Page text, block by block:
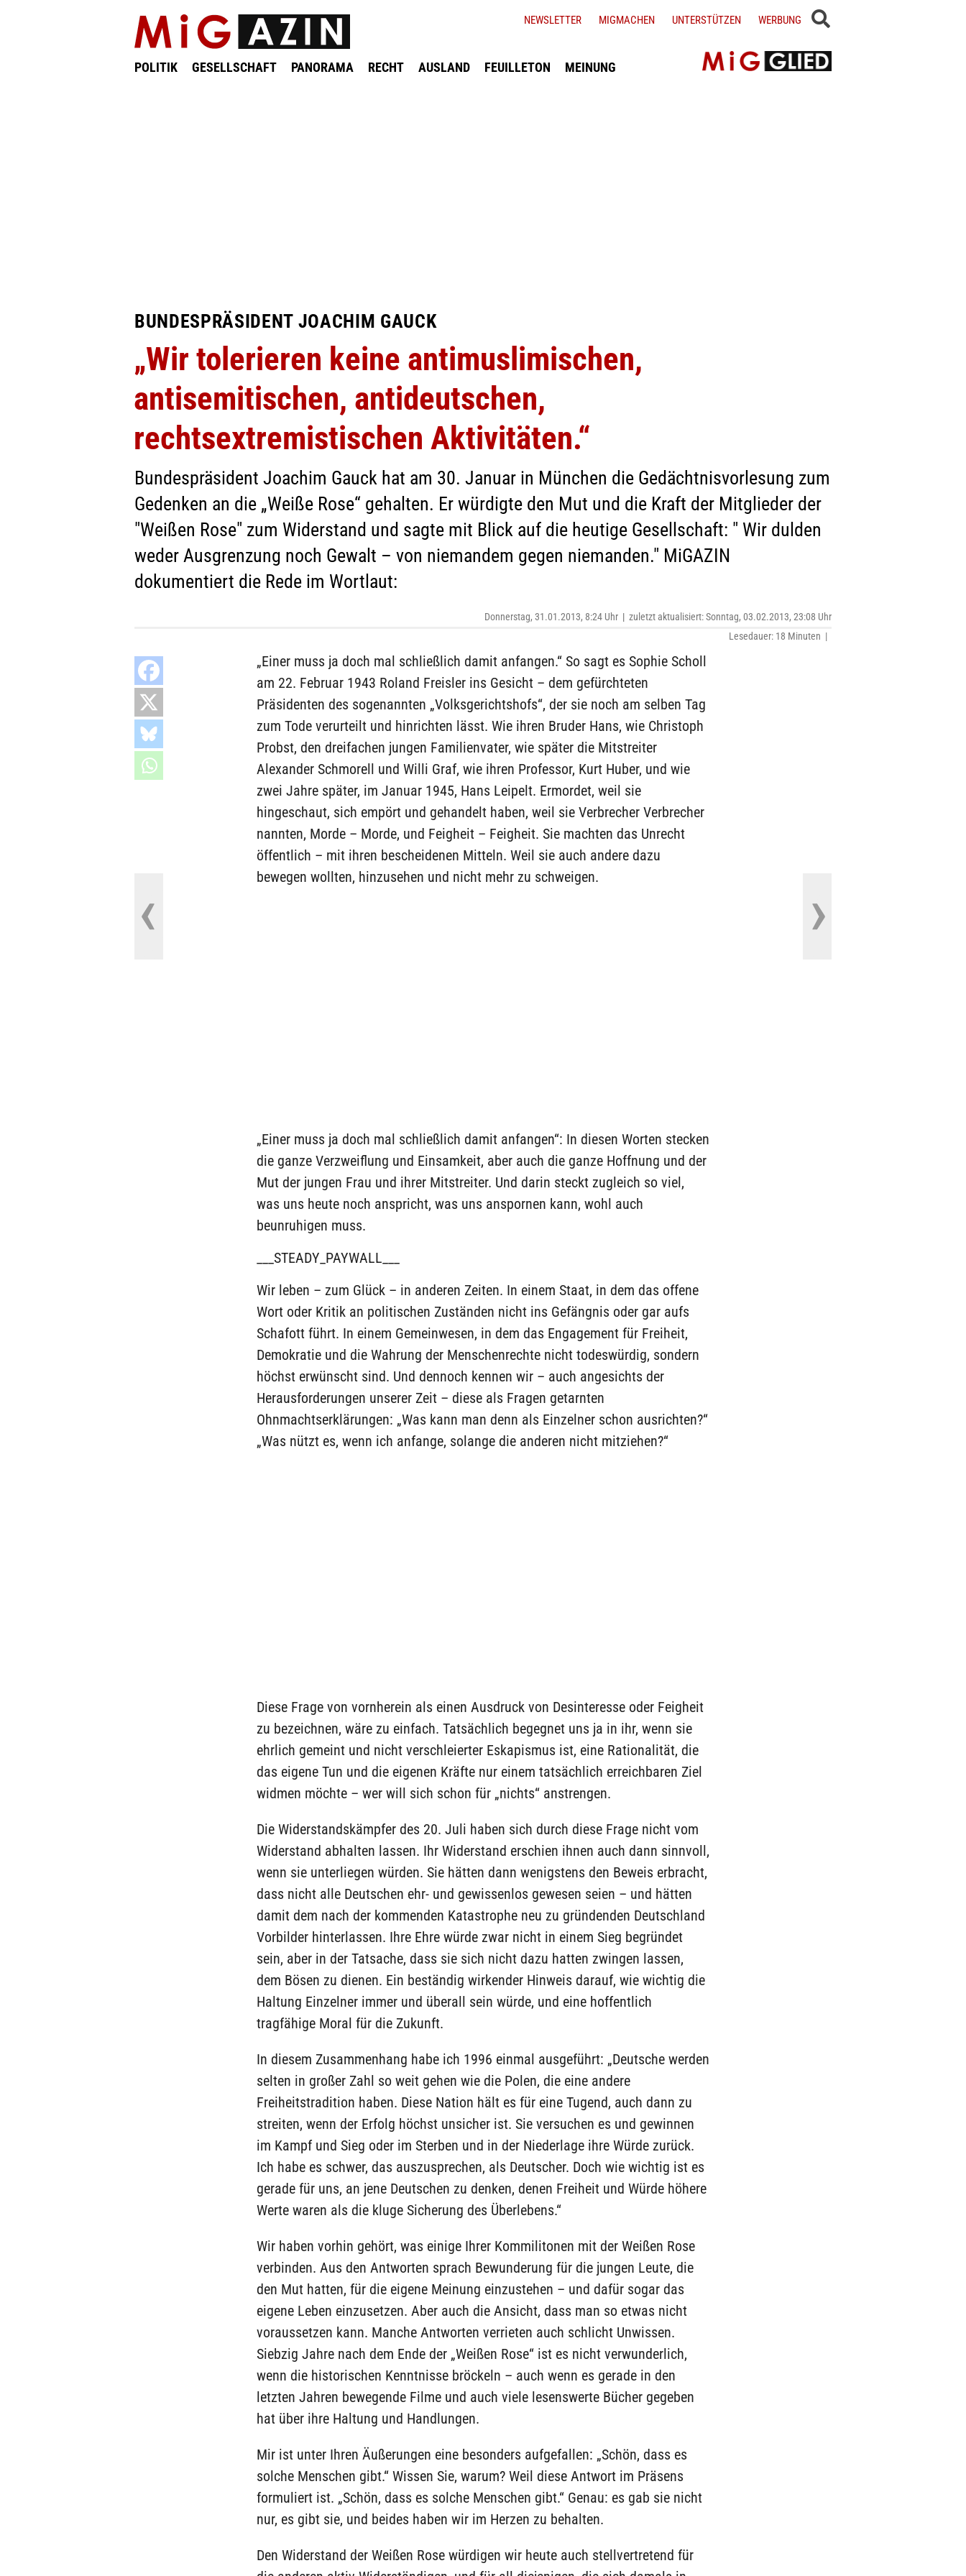
POLITIK GESELLSCHAFT PANORAMA RECHT AUSLAND FEUILLETON MEINUNG
NEWSLETTER MIGMACHEN UNTERSTÜTZEN WERBUNG
BUNDESPRÄSIDENT JOACHIM GAUCK
„Wir tolerieren keine antimuslimischen,
antisemitischen, antideutschen,
rechtsextremistischen Aktivitäten.“
Bundespräsident Joachim Gauck hat am 30. Januar in München die Gedächtnisvorlesung zum
Gedenken an die „Weiße Rose“ gehalten. Er würdigte den Mut und die Kraft der Mitglieder der
"Weißen Rose" zum Widerstand und sagte mit Blick auf die heutige Gesellschaft: " Wir dulden
weder Ausgrenzung noch Gewalt – von niemandem gegen niemanden." MiGAZIN
dokumentiert die Rede im Wortlaut:
Donnerstag, 31.01.2013, 8:24 Uhr | zuletzt aktualisiert: Sonntag, 03.02.2013, 23:08 Uhr
Lesedauer: 18 Minuten |
„Einer muss ja doch mal schließlich damit anfangen.“ So sagt es Sophie Scholl
am 22. Februar 1943 Roland Freisler ins Gesicht – dem gefürchteten
Präsidenten des sogenannten „Volksgerichtshofs“, der sie noch am selben Tag
zum Tode verurteilt und hinrichten lässt. Wie ihren Bruder Hans, wie Christoph
Probst, den dreifachen jungen Familienvater, wie später die Mitstreiter
Alexander Schmorell und Willi Graf, wie ihren Professor, Kurt Huber, und wie
zwei Jahre später, im Januar 1945, Hans Leipelt. Ermordet, weil sie
hingeschaut, sich empört und gehandelt haben, weil sie Verbrecher Verbrecher
nannten, Morde – Morde, und Feigheit – Feigheit. Sie machten das Unrecht
öffentlich – mit ihren bescheidenen Mitteln. Weil sie auch andere dazu
bewegen wollten, hinzusehen und nicht mehr zu schweigen.
„Einer muss ja doch mal schließlich damit anfangen“: In diesen Worten stecken
die ganze Verzweiflung und Einsamkeit, aber auch die ganze Hoffnung und der
Mut der jungen Frau und ihrer Mitstreiter. Und darin steckt zugleich so viel,
was uns heute noch anspricht, was uns anspornen kann, wohl auch
beunruhigen muss.
___STEADY_PAYWALL___
Wir leben – zum Glück – in anderen Zeiten. In einem Staat, in dem das offene
Wort oder Kritik an politischen Zuständen nicht ins Gefängnis oder gar aufs
Schafott führt. In einem Gemeinwesen, in dem das Engagement für Freiheit,
Demokratie und die Wahrung der Menschenrechte nicht todeswürdig, sondern
höchst erwünscht sind. Und dennoch kennen wir – auch angesichts der
Herausforderungen unserer Zeit – diese als Fragen getarnten
Ohnmachtserklärungen: „Was kann man denn als Einzelner schon ausrichten?“
„Was nützt es, wenn ich anfange, solange die anderen nicht mitziehen?“
Diese Frage von vornherein als einen Ausdruck von Desinteresse oder Feigheit
zu bezeichnen, wäre zu einfach. Tatsächlich begegnet uns ja in ihr, wenn sie
ehrlich gemeint und nicht verschleierter Eskapismus ist, eine Rationalität, die
das eigene Tun und die eigenen Kräfte nur einem tatsächlich erreichbaren Ziel
widmen möchte – wer will sich schon für „nichts“ anstrengen.
Die Widerstandskämpfer des 20. Juli haben sich durch diese Frage nicht vom
Widerstand abhalten lassen. Ihr Widerstand erschien ihnen auch dann sinnvoll,
wenn sie unterliegen würden. Sie hätten dann wenigstens den Beweis erbracht,
dass nicht alle Deutschen ehr- und gewissenlos gewesen seien – und hätten
damit dem nach der kommenden Katastrophe neu zu gründenden Deutschland
Vorbilder hinterlassen. Ihre Ehre würde zwar nicht in einem Sieg begründet
sein, aber in der Tatsache, dass sie sich nicht dazu hatten zwingen lassen,
dem Bösen zu dienen. Ein beständig wirkender Hinweis darauf, wie wichtig die
Haltung Einzelner immer und überall sein würde, und eine hoffentlich
tragfähige Moral für die Zukunft.
In diesem Zusammenhang habe ich 1996 einmal ausgeführt: „Deutsche werden
selten in großer Zahl so weit gehen wie die Polen, die eine andere
Freiheitstradition haben. Diese Nation hält es für eine Tugend, auch dann zu
streiten, wenn der Erfolg höchst unsicher ist. Sie versuchen es und gewinnen
im Kampf und Sieg oder im Sterben und in der Niederlage ihre Würde zurück.
Ich habe es schwer, das auszusprechen, als Deutscher. Doch wie wichtig ist es
gerade für uns, an jene Deutschen zu denken, denen Freiheit und Würde höhere
Werte waren als die kluge Sicherung des Überlebens.“
Wir haben vorhin gehört, was einige Ihrer Kommilitonen mit der Weißen Rose
verbinden. Aus den Antworten sprach Bewunderung für die jungen Leute, die
den Mut hatten, für die eigene Meinung einzustehen – und dafür sogar das
eigene Leben einzusetzen. Aber auch die Ansicht, dass man so etwas nicht
voraussetzen kann. Manche Antworten verrieten auch schlicht Unwissen.
Siebzig Jahre nach dem Ende der „Weißen Rose“ ist es nicht verwunderlich,
wenn die historischen Kenntnisse bröckeln – auch wenn es gerade in den
letzten Jahren bewegende Filme und auch viele lesenswerte Bücher gegeben
hat über ihre Haltung und Handlungen.
Mir ist unter Ihren Äußerungen eine besonders aufgefallen: „Schön, dass es
solche Menschen gibt.“ Wissen Sie, warum? Weil diese Antwort im Präsens
formuliert ist. „Schön, dass es solche Menschen gibt.“ Genau: es gab sie nicht
nur, es gibt sie, und beides haben wir im Herzen zu behalten.
Den Widerstand der Weißen Rose würdigen wir heute auch stellvertretend für